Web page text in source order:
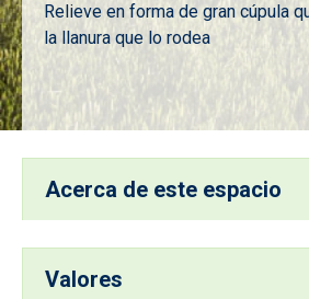
Relieve en forma de gran cúpula
la llanura que lo rodea
Imagen
Acerca de este espacio
Valores